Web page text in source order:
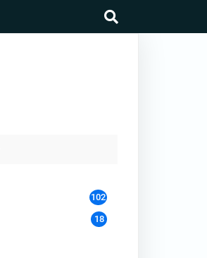
search
102
18